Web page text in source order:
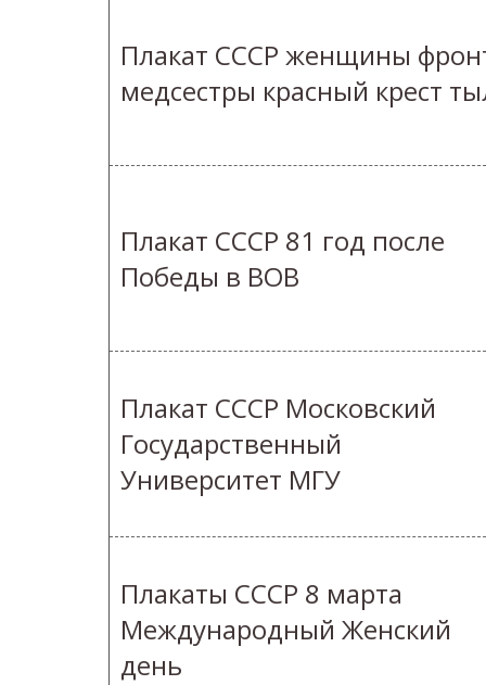
Плакат СССР женщины
медсестры красный крест
Плакат СССР 81 год после
Победы в ВОВ
Плакат СССР Московский
Государственный
Университет МГУ
Плакаты СССР 8 марта
Международный Женский
день